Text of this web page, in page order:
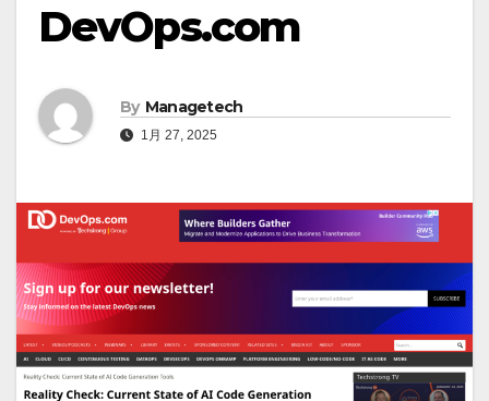
DevOps.com
By Managetech
1月 27, 2025